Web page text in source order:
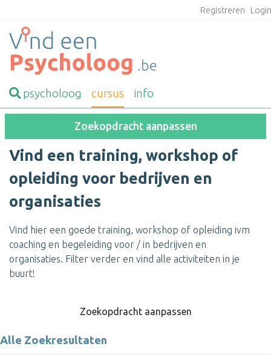
Registreren
psycholoog cursus info
Zoekopdracht aanpassen
Vind een training, workshop of
opleiding voor bedrijven en
organisaties
Vind hier een goede training, workshop of opleiding ivm
coaching en begeleiding voor / in bedrijven en
organisaties. Filter verder en vind alle activiteiten in je
buurt!
Zoekopdracht aanpassen
Alle Zoekresultaten